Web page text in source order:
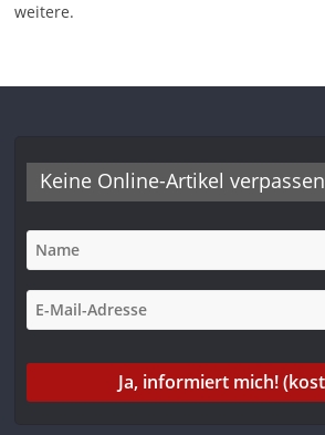
weitere.
Keine Online-Artikel verpassen